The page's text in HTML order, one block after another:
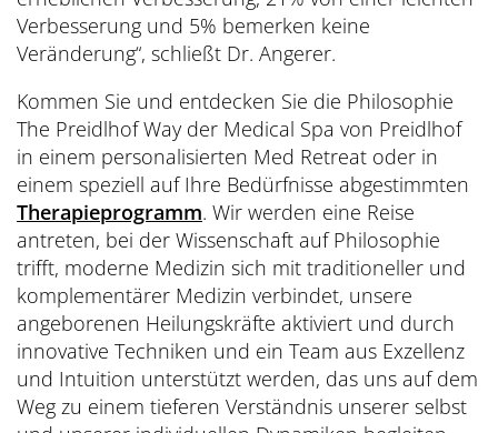
Verbesserung und 5% bemerken keine
Veränderung“, schließt Dr. Angerer.
Kommen Sie und entdecken Sie die Philosophie
The Preidlhof Way der Medical Spa von Preidlhof
in einem personalisierten Med Retreat oder in
einem speziell auf Ihre Bedürfnisse abgestimmten
Therapieprogramm. Wir werden eine Reise
antreten, bei der Wissenschaft auf Philosophie
trifft, moderne Medizin sich mit traditioneller und
komplementärer Medizin verbindet, unsere
angeborenen Heilungskräfte aktiviert und durch
innovative Techniken und ein Team aus Exzellenz
und Intuition unterstützt werden, das uns auf dem
Weg zu einem tieferen Verständnis unserer selbst